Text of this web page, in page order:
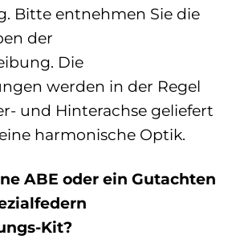
Bitte entnehmen Sie die
der
Die
werden in der Regel
und Hinterachse geliefert
harmonische Optik.
ABE oder ein Gutachten
Kit?